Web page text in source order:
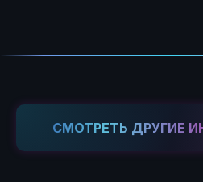
СМОТРЕТЬ ДРУГИЕ